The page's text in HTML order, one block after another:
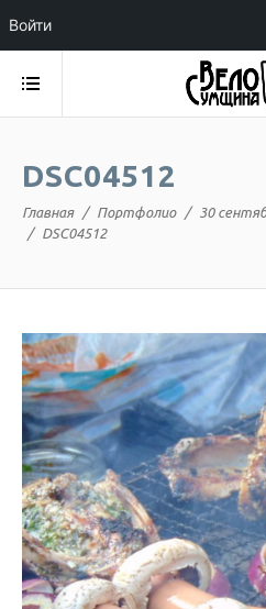
DSC04512
Главная Портфолио
30
DSC04512
Войти